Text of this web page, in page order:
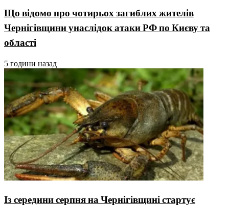
Що відомо про чотирьох загиблих жителів
Чернігівщини унаслідок атаки РФ по Києву та
області
5 години назад
Із середини серпня на Чернігівщині стартує